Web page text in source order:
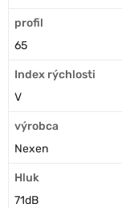
profil
65
Index rýchlosti
V
výrobca
Nexen
Hluk
71dB